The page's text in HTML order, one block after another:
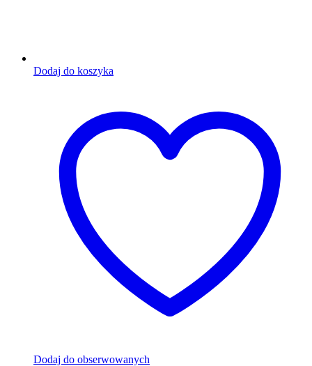
Dodaj do koszyka
Dodaj do obserwowanych